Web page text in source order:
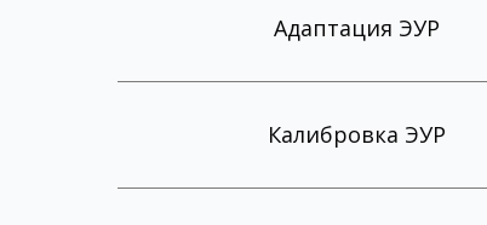
Адаптация ЭУР
Калибровка ЭУР